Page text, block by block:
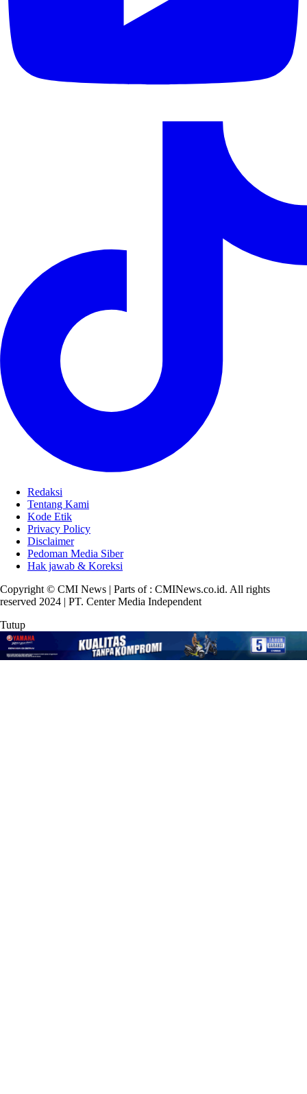
Redaksi
Tentang Kami
Kode Etik
Privacy Policy
Disclaimer
Pedoman Media Siber
Hak jawab & Koreksi
Copyright © CMI News | Parts of : CMINews.co.id. All rights
reserved 2024 | PT. Center Media Independent
Tutup